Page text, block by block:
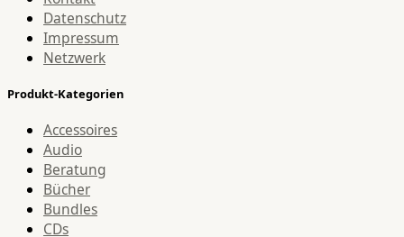
Datenschutz
Impressum
Netzwerk
Produkt-Kategorien
Accessoires
Audio
Beratung
Bücher
Bundles
CDs